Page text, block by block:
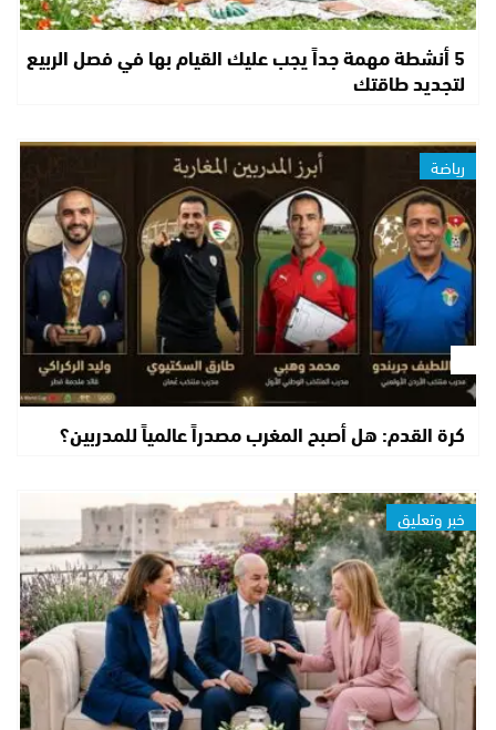
5 أنشطة مهمة جداً يجب عليك القيام بها في فصل الربيع
لتجديد طاقتك
رياضة
كرة القدم: هل أصبح المغرب مصدراً عالمياً للمدربين؟
خبر وتعليق